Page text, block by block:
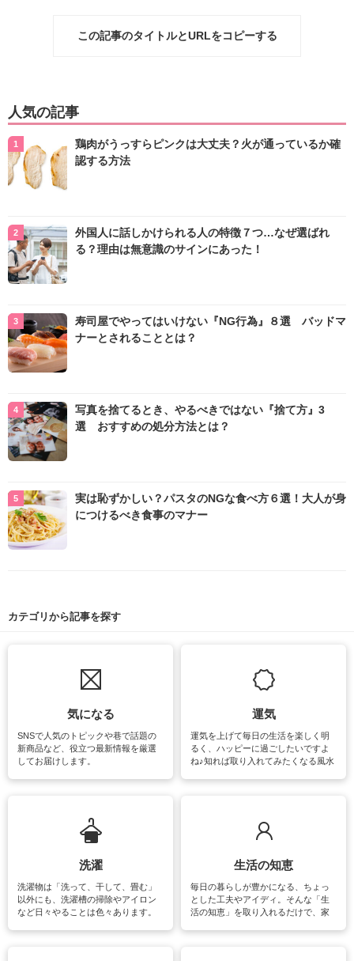
この記事のタイトルとURLをコピーする
人気の記事
鶏肉がうっすらピンクは大丈夫？火が通っているか確
認する方法
外国人に話しかけられる人の特徴７つ…なぜ選ばれ
る？理由は無意識のサインにあった！
寿司屋でやってはいけない『NG行為』８選 バッドマ
ナーとされることとは？
写真を捨てるとき、やるべきではない『捨て方』3
選 おすすめの処分方法とは？
実は恥ずかしい？パスタのNGな食べ方６選！大人が身
につけるべき食事のマナー
カテゴリから記事を探す
気になる
SNSで人気のトピックや巷で話題の
新商品など、役立つ最新情報を厳選
してお届けします。
運気
運気を上げて毎日の生活を楽しく明
るく、ハッピーに過ごしたいですよ
ね♪知れば取り入れてみたくなる風水
洗濯
洗濯物は「洗って、干して、畳む」
以外にも、洗濯槽の掃除やアイロン
など日々やることは色々あります。
生活の知恵
毎日の暮らしが豊かになる、ちょっ
とした工夫やアイディ。そんな「生
活の知恵」を取り入れるだけで、家